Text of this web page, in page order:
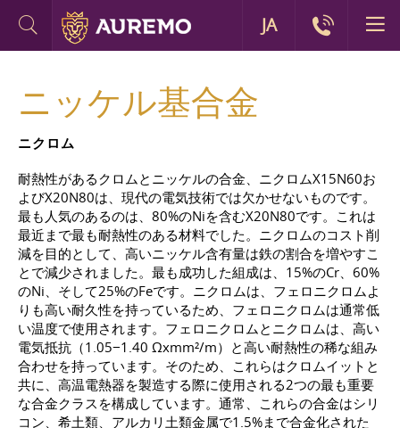
ニッケル基合金
ニクロム
耐熱性があるクロムとニッケルの合金、ニクロムX15N60お
よびX20N80は、現代の電気技術では欠かせないものです。
最も人気のあるのは、80%のNiを含むX20N80です。これは
最近まで最も耐熱性のある材料でした。ニクロムのコスト削
減を目的として、高いニッケル含有量は鉄の割合を増やすこ
とで減少されました。最も成功した組成は、15%のCr、60%
のNi、そして25%のFeです。ニクロムは、フェロニクロムよ
りも高い耐久性を持っているため、フェロニクロムは通常低
い温度で使用されます。フェロニクロムとニクロムは、高い
電気抵抗（1.05−1.40 Ωxmm²/m）と高い耐熱性の稀な組み
合わせを持っています。そのため、これらはクロムイットと
共に、高温電熱器を製造する際に使用される2つの最も重要
な合金クラスを構成しています。通常、これらの合金はシリ
コン、希土類、アルカリ土類金属で1.5%まで合金化された
JA